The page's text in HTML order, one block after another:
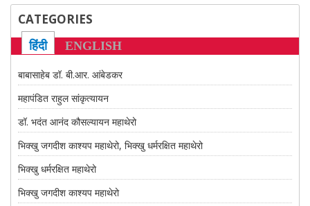
GALLERY
CONTACT US
CATEGORIES
हिंदी ENGLISH
बाबासाहेब डॉ. बी.आर. आंबेडकर
महापंडित राहुल सांकृत्यायन
डॉ. भदंत आनंद कौसल्यायन महाथेरो
भिक्खु जगदीश काश्यप महाथेरो, भिक्खु धर्मरक्षित महाथेरो
भिक्खु धर्मरक्षित महाथेरो
भिक्खु जगदीश काश्यप महाथेरो